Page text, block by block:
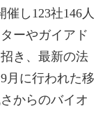
し123社146人
ーやガイアド
き、最新の法
月に行われた移
からのバイオ